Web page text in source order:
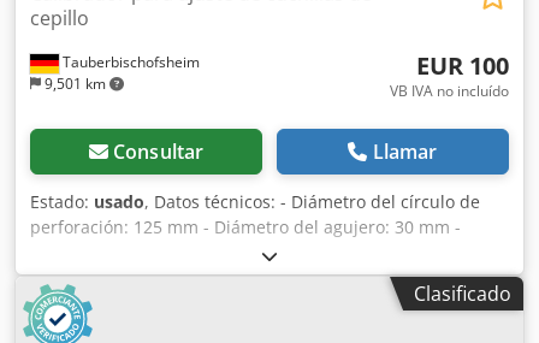
Tauberbischofsheim
9,501 km
cepillo
EUR 100
VB IVA no incluído
Consultar Llamar
Estado: usado, Datos técnicos: - Diámetro del círculo de
perforación: 125 mm - Diámetro del agujero: 30 mm -
Longitud: 140 mm - Material: Acero Dedpfx Apezrykqoisck
Clasificado